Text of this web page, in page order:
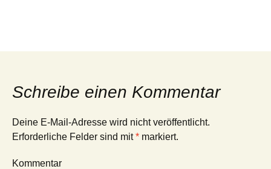
Schreibe einen Kommentar
Deine E-Mail-Adresse wird nicht veröffentlicht.
Erforderliche Felder sind mit* markiert.
Kommentar